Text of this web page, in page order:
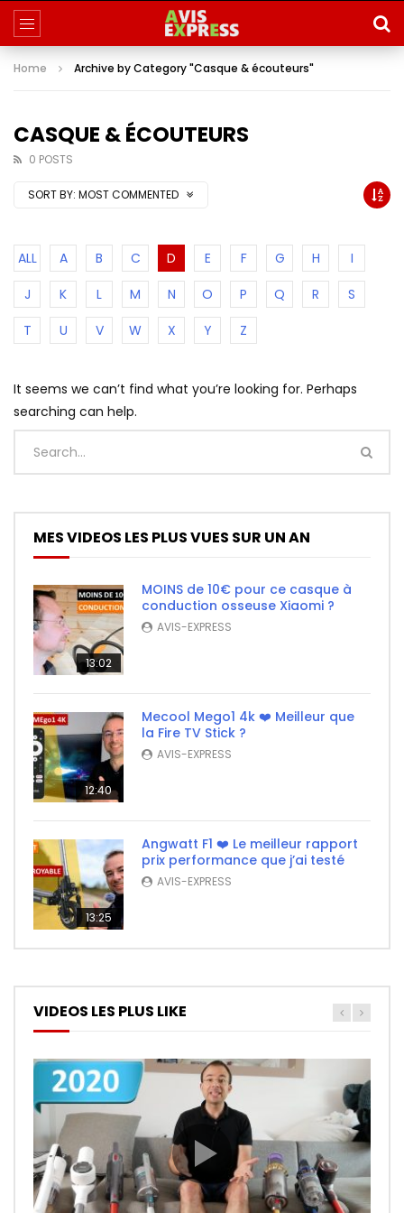
Home Archive by Category "Casque & écouteurs"
CASQUE & ÉCOUTEURS
0 POSTS
SORT BY: MOST COMMENTED
ALL A B C D E F G H
I
J
K L M N O P Q R
S
T
U V W X Y Z
It seems we can’t find what you’re looking for. Perhaps
searching can help.
MES VIDEOS LES PLUS VUES SUR UN AN
13:02
MOINS de 10€ pour ce casque à
conduction osseuse Xiaomi ?
AVIS-EXPRESS
12:40
Mecool Mego1 4k ❤️ Meilleur que
la Fire TV Stick ?
AVIS-EXPRESS
13:25
Angwatt F1 ❤️ Le meilleur rapport
prix performance que j’ai testé
AVIS-EXPRESS
VIDEOS LES PLUS LIKE